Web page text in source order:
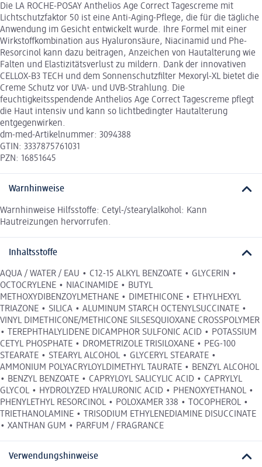
Die LA ROCHE-POSAY Anthelios Age Correct Tagescreme mit
Lichtschutzfaktor 50 ist eine Anti-Aging-Pflege, die für die tägliche
Anwendung im Gesicht entwickelt wurde. Ihre Formel mit einer
Wirkstoffkombination aus Hyaluronsäure, Niacinamid und Phe-
Resorcinol kann dazu beitragen, Anzeichen von Hautalterung wie
Falten und Elastizitätsverlust zu mildern. Dank der innovativen
CELLOX-B3 TECH und dem Sonnenschutzfilter Mexoryl-XL bietet die
Creme Schutz vor UVA- und UVB-Strahlung. Die
feuchtigkeitsspendende Anthelios Age Correct Tagescreme pflegt
die Haut intensiv und kann so lichtbedingter Hautalterung
entgegenwirken.
dm-med-Artikelnummer: 3094388
GTIN: 3337875761031
PZN: 16851645
Warnhinweise
Warnhinweise Hilfsstoffe: Cetyl-/stearylalkohol: Kann
Hautreizungen hervorrufen.
Inhaltsstoffe
AQUA / WATER / EAU • C12-15 ALKYL BENZOATE • GLYCERIN •
OCTOCRYLENE • NIACINAMIDE • BUTYL
METHOXYDIBENZOYLMETHANE • DIMETHICONE • ETHYLHEXYL
TRIAZONE • SILICA • ALUMINUM STARCH OCTENYLSUCCINATE •
VINYL DIMETHICONE/METHICONE SILSESQUIOXANE CROSSPOLYMER
• TEREPHTHALYLIDENE DICAMPHOR SULFONIC ACID • POTASSIUM
CETYL PHOSPHATE • DROMETRIZOLE TRISILOXANE • PEG-100
STEARATE • STEARYL ALCOHOL • GLYCERYL STEARATE •
AMMONIUM POLYACRYLOYLDIMETHYL TAURATE • BENZYL ALCOHOL
• BENZYL BENZOATE • CAPRYLOYL SALICYLIC ACID • CAPRYLYL
GLYCOL • HYDROLYZED HYALURONIC ACID • PHENOXYETHANOL •
PHENYLETHYL RESORCINOL • POLOXAMER 338 • TOCOPHEROL •
TRIETHANOLAMINE • TRISODIUM ETHYLENEDIAMINE DISUCCINATE
• XANTHAN GUM • PARFUM / FRAGRANCE
Verwendungshinweise